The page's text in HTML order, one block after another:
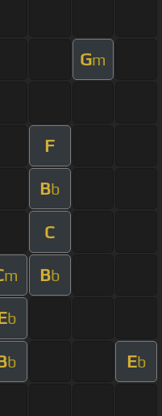
Gm
F
Bb
C
m Bb
b
b Eb